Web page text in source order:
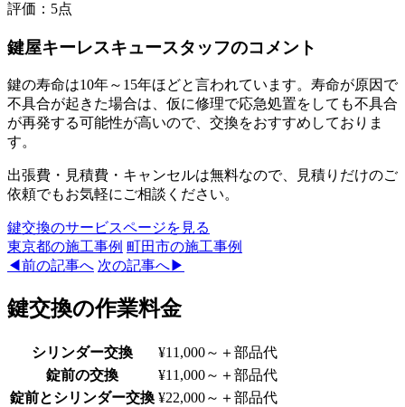
評価： 5点
鍵屋キーレスキュースタッフのコメント
鍵の寿命は10年～15年ほどと言われています。寿命が原因で
不具合が起きた場合は、仮に修理で応急処置をしても不具合
が再発する可能性が高いので、交換をおすすめしておりま
す。
出張費・見積費・キャンセルは無料なので、見積りだけのご
依頼でもお気軽にご相談ください。
鍵交換のサービスページを見る
東京都の施工事例 町田市の施工事例
◀前の記事へ 次の記事へ▶
鍵交換の作業料金
シリンダー交換 ¥11,000～ ＋部品代
錠前の交換
¥11,000～ ＋部品代
錠前とシリンダー交換 ¥22,000～ ＋部品代